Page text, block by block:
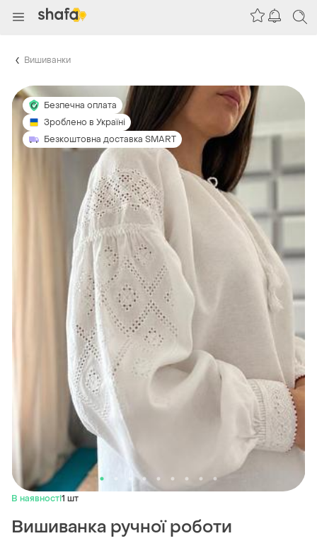
Вишиванки
Безпечна оплата
Зроблено в Україні
Безкоштовна доставка SMART
В наявності1 шт
Вишиванка ручної роботи